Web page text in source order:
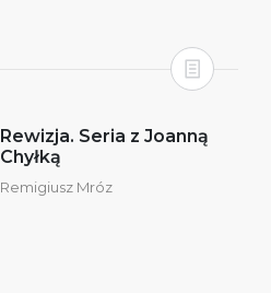
Rewizja. Seria z Joanną
Chyłką
Remigiusz Mróz